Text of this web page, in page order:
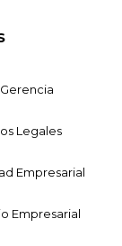
Legales
Empresarial
Empresarial